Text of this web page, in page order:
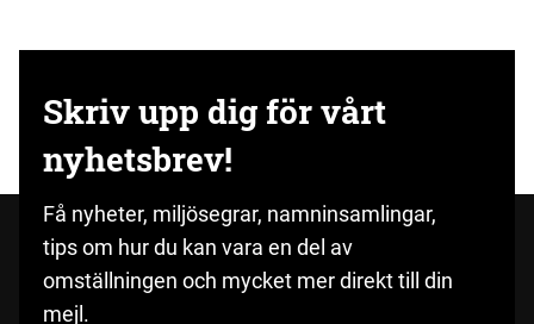
Skriv upp dig för vårt
nyhetsbrev!
Få nyheter, miljösegrar, namninsamlingar,
tips om hur du kan vara en del av
omställningen och mycket mer direkt till din
mejl.